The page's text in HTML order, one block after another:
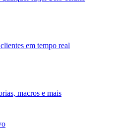
em tempo real
macros e mais